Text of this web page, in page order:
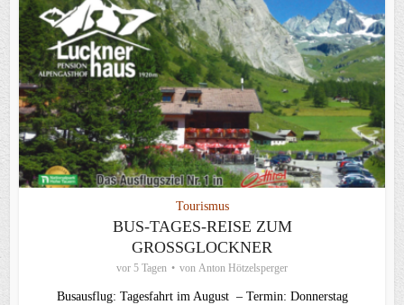
Tourismus
BUS-TAGES-REISE ZUM
GROSSGLOCKNER
vor 5 Tagen von Anton Hötzelsperger
Busausflug: Tagesfahrt im August – Termin: Donnerstag